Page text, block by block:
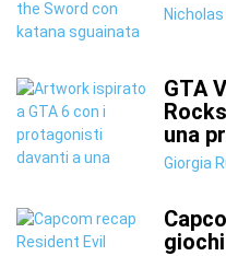
GTA
una
Giorgia